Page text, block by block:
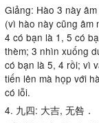
Giảng: Hào 3 này
(vì hào này cũng âm
4 có bạn là 1, 5 có
thèm; 3 nhìn xuống
có bạn là 5, 4 rồi; vì
tiến lên mà họp với
có lỗi.
4. 九四: 大吉, 无咎．